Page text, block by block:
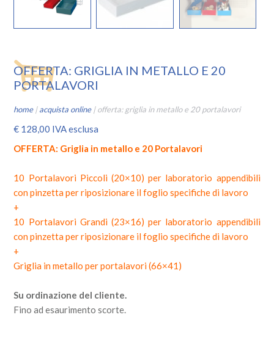
OFFERTA: GRIGLIA IN METALLO E 20
PORTALAVORI
home|acquista online|offerta: griglia in metallo e 20 portalavori
€ 128,00 IVA esclusa
OFFERTA: Griglia in metallo e 20 Portalavori
10 Portalavori Piccoli (20×10) per laboratorio appendibili
con pinzetta per riposizionare il foglio specifiche di lavoro
+
10 Portalavori Grandi (23×16) per laboratorio appendibili
con pinzetta per riposizionare il foglio specifiche di lavoro
+
Griglia in metallo per portalavori (66×41)
Su ordinazione del cliente.
Fino ad esaurimento scorte.